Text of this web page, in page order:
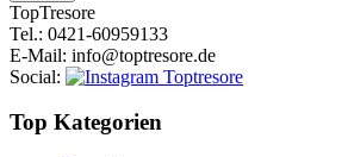
TopTresore
Tel.: 0421-60959133
E-Mail: info@toptresore.de
Social:
Top Kategorien